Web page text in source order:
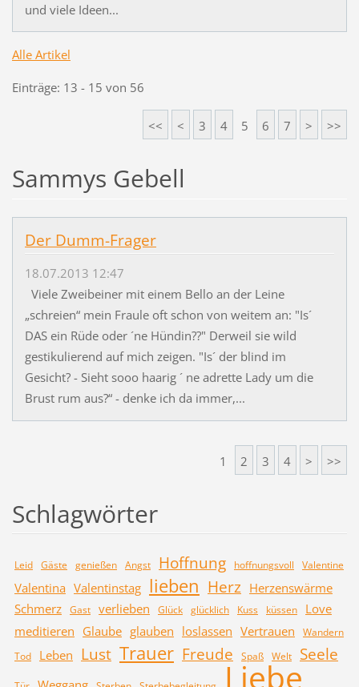
und viele Ideen...
Alle Artikel
Einträge: 13 - 15 von 56
<< < 3 4 5 6 7 > >>
Sammys Gebell
Der Dumm-Frager
18.07.2013 12:47
Viele Zweibeiner mit einem Bello an der Leine
„schreien“ mein Fraule oft schon von weitem an: "Is´
DAS ein Rüde oder ´ne Hündin??" Derweil sie wild
gestikulierend auf mich zeigen. "Is´ der blind im
Gesicht? - Sieht sooo haarig ´ ne adrette Lady um die
Brust rum aus?“ - denke ich da immer,...
1 2 3 4 > >>
Schlagwörter
Leid Gäste genießen Angst Hoffnung hoffnungsvoll Valentine
Valentina Valentinstag lieben Herz Herzenswärme
Schmerz Gast verlieben Glück glücklich Kuss küssen
Love
meditieren Glaube glauben loslassen Vertrauen
Wandern
Tod
Leben Lust Trauer Freude Spaß Welt Seele
Liebe